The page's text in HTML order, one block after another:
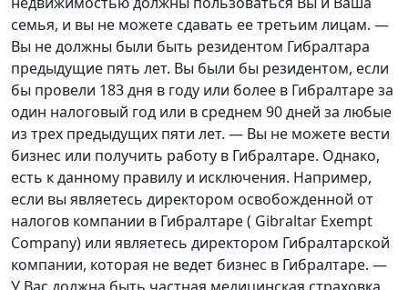
семья, и вы не можете сдавать ее третьим лицам. —
Вы не должны были быть резидентом Гибралтара
предыдущие пять лет. Вы были бы резидентом, если
бы провели 183 дня в году или более в Гибралтаре за
один налоговый год или в среднем 90 дней за любые
из трех предыдущих пяти лет. — Вы не можете вести
бизнес или получить работу в Гибралтаре. Однако,
есть к данному правилу и исключения. Например,
если вы являетесь директором освобожденной от
налогов компании в Гибралтаре ( Gibraltar Exempt
Company) или являетесь директором Гибралтарской
компании, которая не ведет бизнес в Гибралтаре. —